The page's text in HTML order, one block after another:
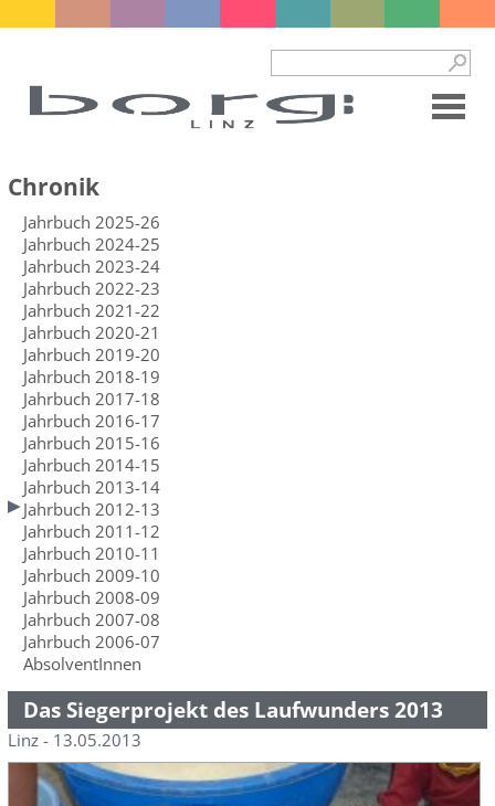
Chronik
Jahrbuch 2025-26
Jahrbuch 2024-25
Jahrbuch 2023-24
Jahrbuch 2022-23
Jahrbuch 2021-22
Jahrbuch 2020-21
Jahrbuch 2019-20
Jahrbuch 2018-19
Jahrbuch 2017-18
Jahrbuch 2016-17
Jahrbuch 2015-16
Jahrbuch 2014-15
Jahrbuch 2013-14
Jahrbuch 2012-13
Jahrbuch 2011-12
Jahrbuch 2010-11
Jahrbuch 2009-10
Jahrbuch 2008-09
Jahrbuch 2007-08
Jahrbuch 2006-07
AbsolventInnen
Das Siegerprojekt des Laufwunders 2013
Linz - 13.05.2013